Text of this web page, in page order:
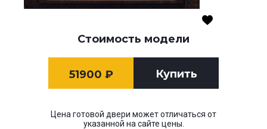
Стоимость модели
51900 ₽ Купить
Цена готовой двери может отличаться от
указанной на сайте цены.